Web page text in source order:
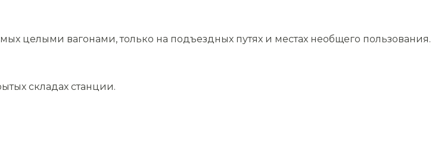
целыми вагонами, только на подъездных путях и местах необщего пользования.
складах станции.